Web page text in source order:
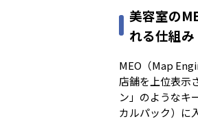
美容室の
れる仕組み
MEO（Map
店舗を上位表示
ン」のようなキ
カルパック）に